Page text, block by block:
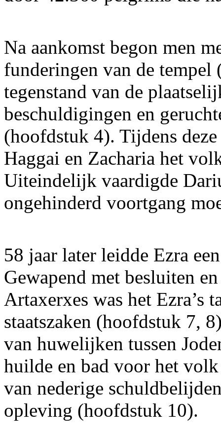
Na aankomst begon men
funderingen van de
tegenstand van de
beschuldigingen en
(hoofdstuk 4). Tijdens
Haggai en Zacharia het
Uiteindelijk vaardigde
ongehinderd voortgang
58 jaar later leidde Ezra
Gewapend met besluiten
Artaxerxes was het Ezra’s
staatszaken (hoofdstuk 7,
van huwelijken tussen
huilde en bad voor het
van nederige
opleving (hoofdstuk 10).